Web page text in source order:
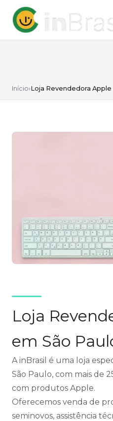
Início›Loja Revendedora Apple
Loja
em São
A inBrasil é uma loja
São Paulo, com mais de
com produtos Apple.
Oferecemos venda de
seminovos, assistência